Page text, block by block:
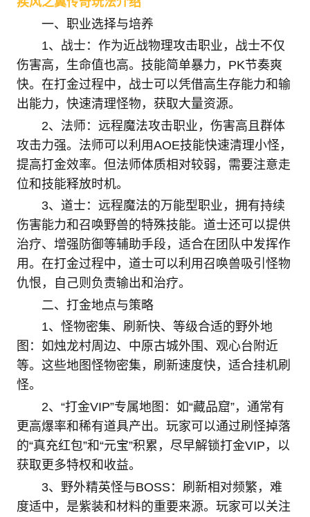
一、职业选择与培养
1、战士：作为近战物理攻击职业，战士不仅
伤害高，生命值也高。技能简单暴力，PK节奏爽
快。在打金过程中，战士可以凭借高生存能力和输
出能力，快速清理怪物，获取大量资源。
2、法师：远程魔法攻击职业，伤害高且群体
攻击力强。法师可以利用AOE技能快速清理小怪，
提高打金效率。但法师体质相对较弱，需要注意走
位和技能释放时机。
3、道士：远程魔法的万能型职业，拥有持续
伤害能力和召唤野兽的特殊技能。道士还可以提供
治疗、增强防御等辅助手段，适合在团队中发挥作
用。在打金过程中，道士可以利用召唤兽吸引怪物
仇恨，自己则负责输出和治疗。
二、打金地点与策略
1、怪物密集、刷新快、等级合适的野外地
图：如烛龙村周边、中原古城外围、观心台附近
等。这些地图怪物密集，刷新速度快，适合挂机刷
怪。
2、“打金VIP”专属地图：如“藏品窟”，通常有
更高爆率和稀有道具产出。玩家可以通过刷怪掉落
的“真充红包”和“元宝”积累，尽早解锁打金VIP，以
获取更多特权和收益。
3、野外精英怪与BOSS：刷新相对频繁，难
度适中，是紫装和材料的重要来源。玩家可以关注